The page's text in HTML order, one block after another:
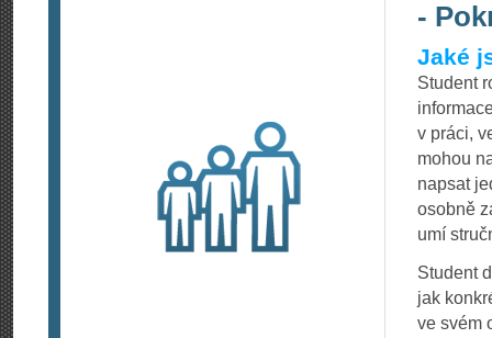
-
Jaké
Student
v práci,
mohou
napsat
osobně
umí
Student
jak
ve svém